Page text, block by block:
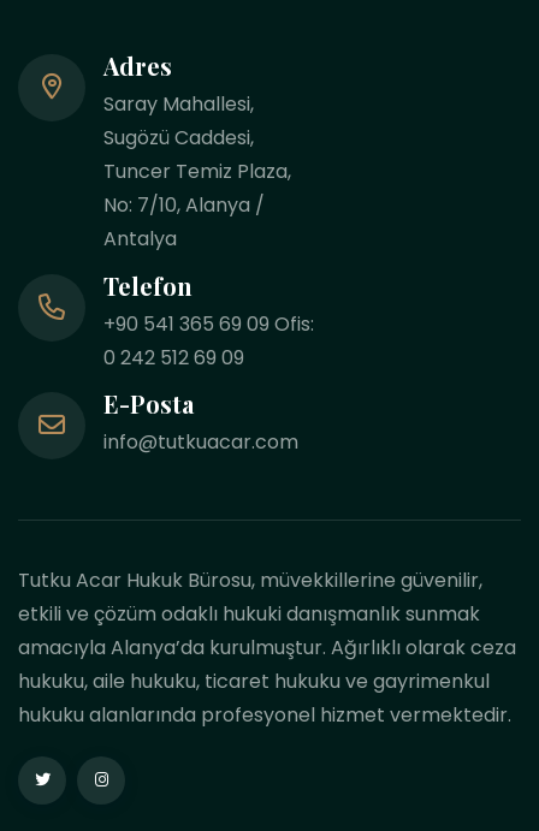
Adres
Saray Mahallesi,
Sugözü Caddesi,
Tuncer Temiz Plaza,
No: 7/10, Alanya /
Antalya
Telefon
+90 541 365 69 09 Ofis:
0 242 512 69 09
E-Posta
info@tutkuacar.com
Tutku Acar Hukuk Bürosu, müvekkillerine güvenilir,
etkili ve çözüm odaklı hukuki danışmanlık sunmak
amacıyla Alanya’da kurulmuştur. Ağırlıklı olarak ceza
hukuku, aile hukuku, ticaret hukuku ve gayrimenkul
hukuku alanlarında profesyonel hizmet vermektedir.